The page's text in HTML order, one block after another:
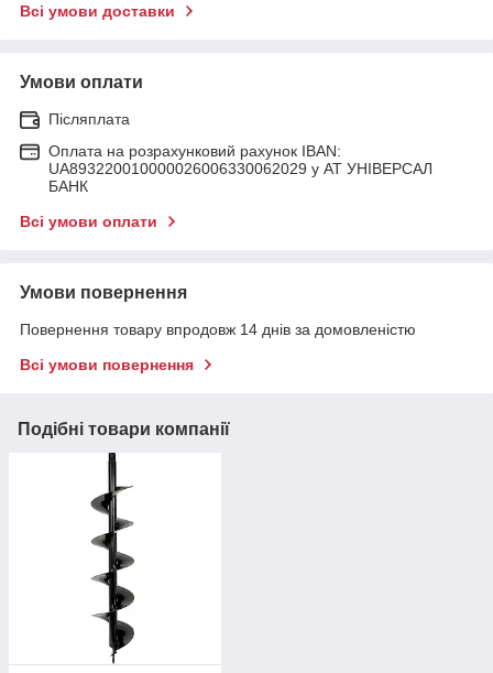
Всі умови доставки
Умови оплати
Післяплата
Оплата на розрахунковий рахунок IBAN:
UA893220010000026006330062029 у АТ УНІВЕРСАЛ
БАНК
Всі умови оплати
Умови повернення
Повернення товару впродовж 14 днів за домовленістю
Всі умови повернення
Подібні товари компанії